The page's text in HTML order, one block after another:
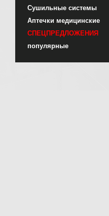
Сушильные системы
Аптечки медицинские
СПЕЦПРЕДЛОЖЕНИЯ
популярные